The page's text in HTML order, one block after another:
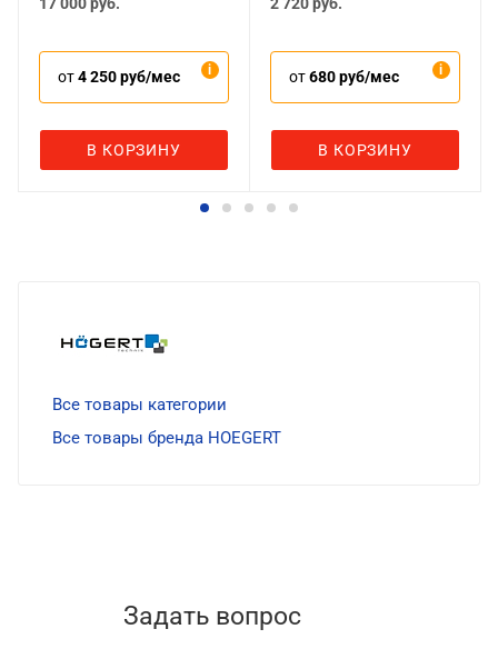
от4 250 руб/мес
В КОРЗИНУ
от680 руб/мес
В КОРЗИНУ
Все товары категории
Все товары бренда HOEGERT
Задать вопрос